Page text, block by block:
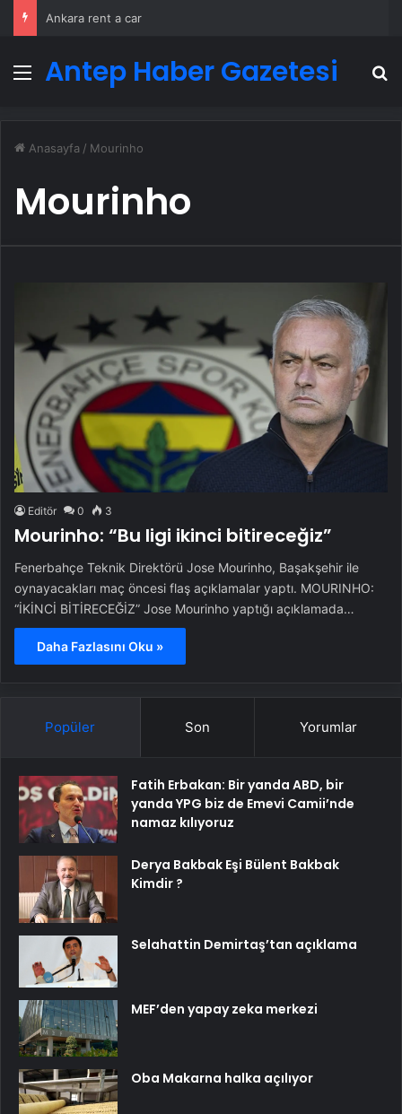
Ankara rent a car
Menü
Antep Haber Gazetesi
Anasayfa / Mourinho
Mourinho
Editör 0 3
Mourinho: “Bu ligi ikinci bitireceğiz”
Fenerbahçe Teknik Direktörü Jose Mourinho, Başakşehir ile
oynayacakları maç öncesi flaş açıklamalar yaptı. MOURINHO:
“İKİNCİ BİTİRECEĞİZ” Jose Mourinho yaptığı açıklamada…
Daha Fazlasını Oku »
Popüler Son Yorumlar
Fatih Erbakan: Bir yanda ABD, bir
yanda YPG biz de Emevi Camii’nde
namaz kılıyoruz
Derya Bakbak Eşi Bülent Bakbak
Kimdir ?
Selahattin Demirtaş’tan açıklama
MEF’den yapay zeka merkezi
Oba Makarna halka açılıyor